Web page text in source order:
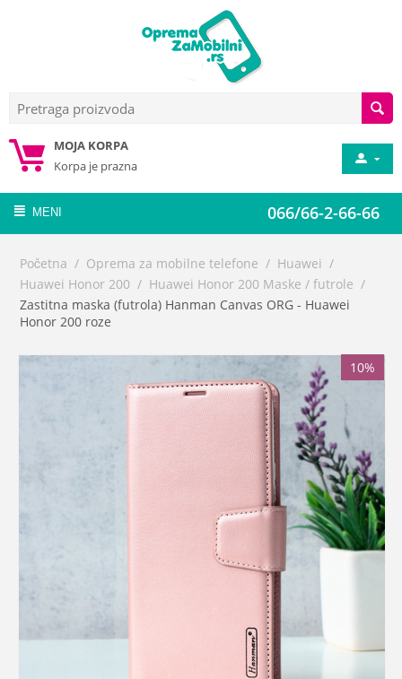
MOJA KORPA
Korpa je prazna
066/66-2-66-66
MENI
Početna / Oprema za mobilne telefone / Huawei /
Huawei Honor 200 / Huawei Honor 200 Maske / futrole /
Zastitna maska (futrola) Hanman Canvas ORG - Huawei
Honor 200 roze
10%